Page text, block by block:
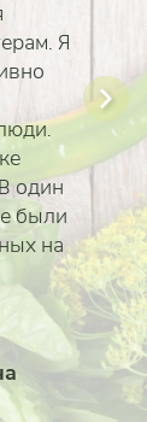
Я
один
были
на
Габрух
Ребицкая
Коровин
Головачёв
Левашов
Бежина
Шадских